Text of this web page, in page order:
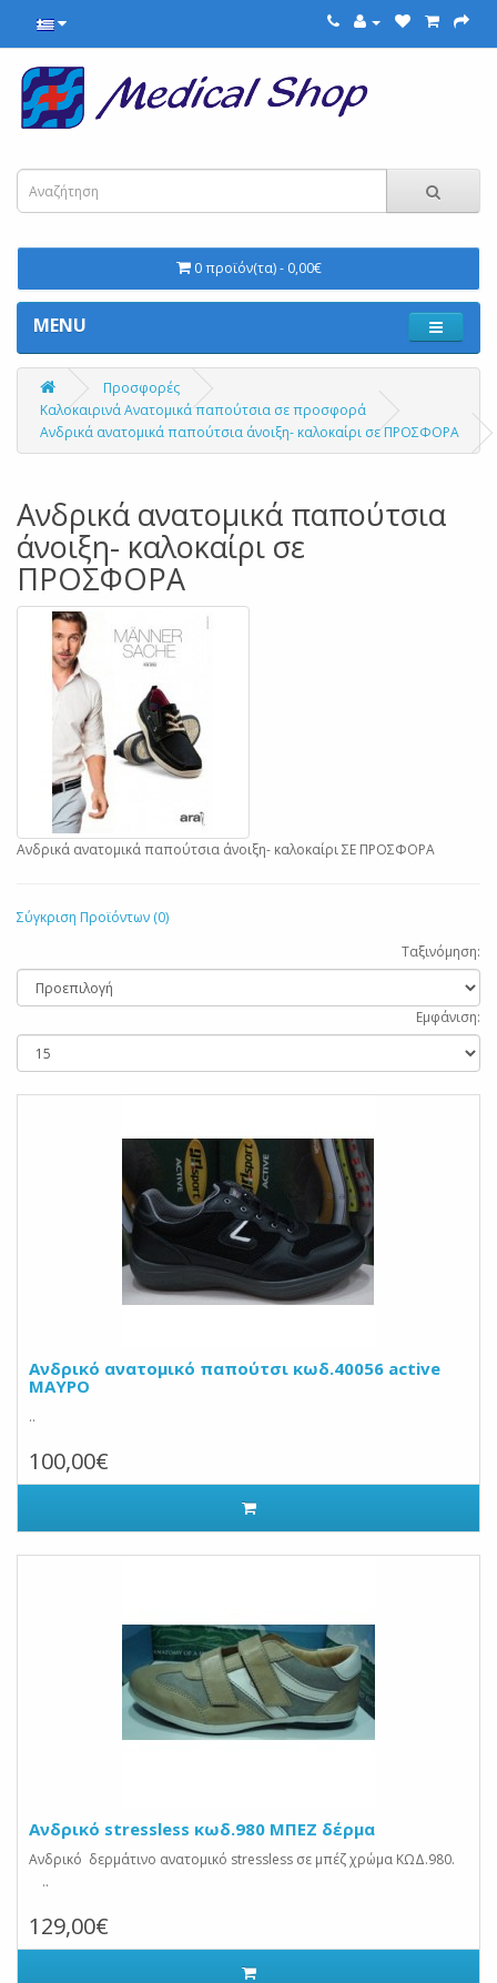
0 προϊόν(τα) - 0,00€
MENU
Προσφορές
Καλοκαιρινά Ανατομικά παπούτσια σε προσφορά
Ανδρικά ανατομικά παπούτσια άνοιξη- καλοκαίρι σε ΠΡΟΣΦΟΡΑ
Ανδρικά ανατομικά παπούτσια
άνοιξη- καλοκαίρι σε
ΠΡΟΣΦΟΡΑ
Ανδρικά ανατομικά παπούτσια άνοιξη- καλοκαίρι ΣΕ ΠΡΟΣΦΟΡΑ
Σύγκριση Προϊόντων (0)
Ταξινόμηση:
Εμφάνιση:
Ανδρικό ανατομικό παπούτσι κωδ.40056 active
ΜΑΥΡΟ
..
100,00€
Ανδρικό stressless κωδ.980 ΜΠΕΖ δέρμα
Ανδρικό δερμάτινο ανατομικό stressless σε μπέζ χρώμα ΚΩΔ.980.
..
129,00€